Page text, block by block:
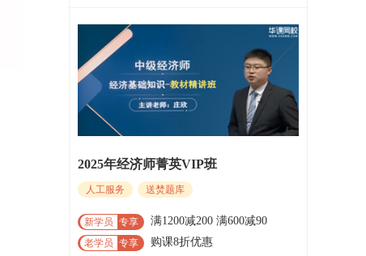
2025年经济师菁英VIP班
人工服务 送焚题库
新学员 专享 满1200减200 满600减90
老学员 专享 购课8折优惠